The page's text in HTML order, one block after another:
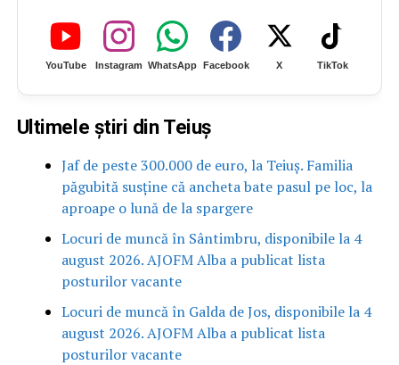
YouTube Instagram WhatsApp Facebook X TikTok
Ultimele știri din Teiuș
Jaf de peste 300.000 de euro, la Teiuș. Familia
păgubită susține că ancheta bate pasul pe loc, la
aproape o lună de la spargere
Locuri de muncă în Sântimbru, disponibile la 4
august 2026. AJOFM Alba a publicat lista
posturilor vacante
Locuri de muncă în Galda de Jos, disponibile la 4
august 2026. AJOFM Alba a publicat lista
posturilor vacante